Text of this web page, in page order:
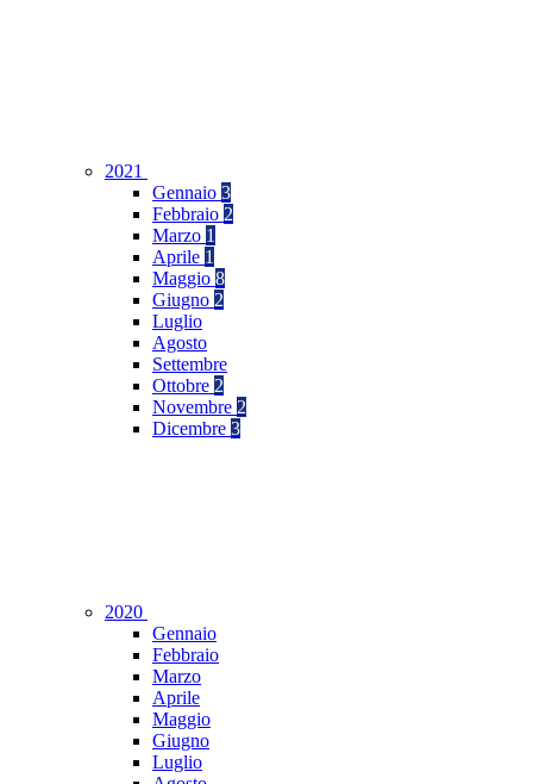
2021
Gennaio 3
Febbraio 2
Marzo 1
Aprile 1
Maggio 8
Giugno 2
Luglio
Agosto
Settembre
Ottobre 2
Novembre 2
Dicembre 3
2020
Gennaio
Febbraio
Marzo
Aprile
Maggio
Giugno
Luglio